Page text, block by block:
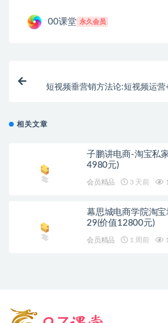
00课堂 永久会员
短视频垂营销方法论:短视频运
相关文章
子鹏讲电商-淘宝私
4980元)
会员精品 3 天前
幕思城电商学院淘
29(价值12800元)
会员精品 1 周前